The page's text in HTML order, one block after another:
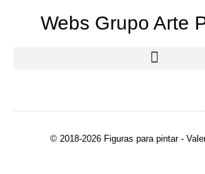
Webs Grupo Arte
© 2018-2026 Figuras para pintar -